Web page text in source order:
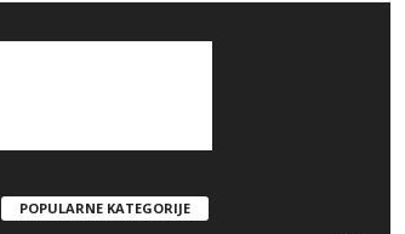
POPULARNE KATEGORIJE